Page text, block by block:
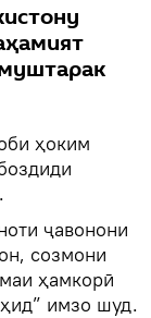
ҳоким
ҷавонони
созмони
ҳамкорӣ
имзо шуд.